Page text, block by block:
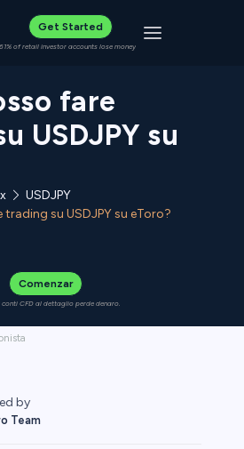
Get Started
61% of retail investor accounts lose money Toggle
fare
USDJPY su
USDJPY
su USDJPY su eToro?
Comenzar
conti CFD al dettaglio perde denaro.
by
Team